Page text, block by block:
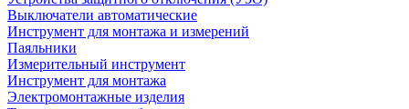
Выключатели автоматические
Инструмент для монтажа и измерений
Паяльники
Измерительный инструмент
Инструмент для монтажа
Электромонтажные изделия